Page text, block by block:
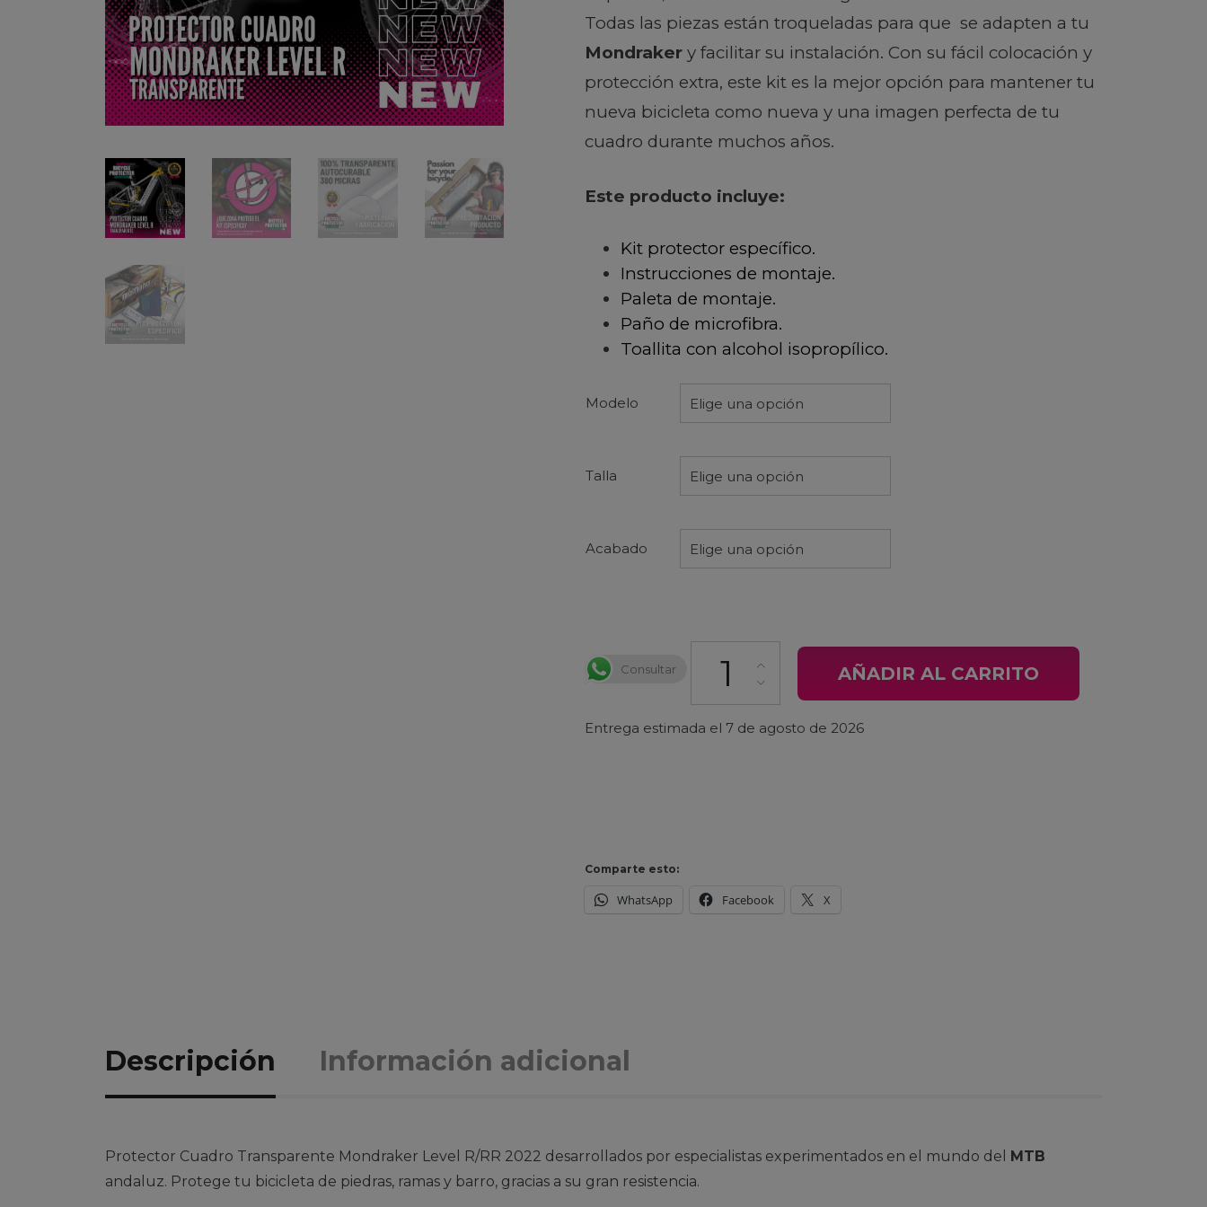
Todas las piezas están troqueladas para que se adapten a tu
Mondraker y facilitar su instalación. Con su fácil colocación y
protección extra, este kit es la mejor opción para mantener tu
nueva bicicleta como nueva y una imagen perfecta de tu
cuadro durante muchos años.
Este producto incluye:
Kit protector específico.
Instrucciones de montaje.
Paleta de montaje.
Paño de microfibra.
Toallita con alcohol isopropílico.
Modelo Elige una opción
Talla Elige una opción
Acabado Elige una opción
Consultar
Protector Cuadro Transparente Mondraker Level R/RR 2022 cantidad
AÑADIR AL CARRITO
Entrega estimada el 7 de agosto de 2026
Comparte esto:
WhatsApp Facebook X
Descripción Información adicional
Protector Cuadro Transparente Mondraker Level R/RR 2022 desarrollados por especialistas experimentados en el mundo del
MTB
andaluz. Protege tu bicicleta de piedras, ramas y barro, gracias a su gran resistencia.